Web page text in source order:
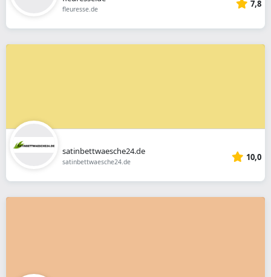
fleuresse.de 7,8
satinbettwaesche24.de
satinbettwaesche24.de 10,0